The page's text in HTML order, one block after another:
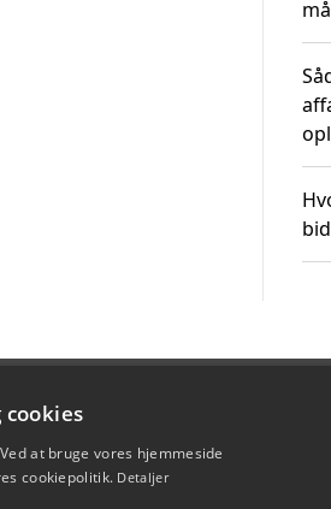
at bruge vores hjemmeside
cookiepolitik. Detaljer